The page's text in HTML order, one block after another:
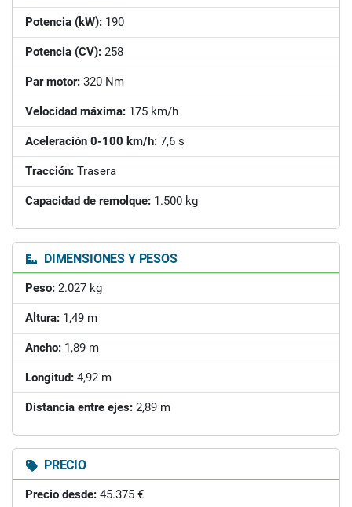
Potencia (kW): 190
Potencia (CV): 258
Par motor: 320 Nm
Velocidad máxima: 175 km/h
Aceleración 0-100 km/h: 7,6 s
Tracción: Trasera
Capacidad de remolque: 1.500 kg
DIMENSIONES Y PESOS
Peso: 2.027 kg
Altura: 1,49 m
Ancho: 1,89 m
Longitud: 4,92 m
Distancia entre ejes: 2,89 m
PRECIO
Precio desde: 45.375 €